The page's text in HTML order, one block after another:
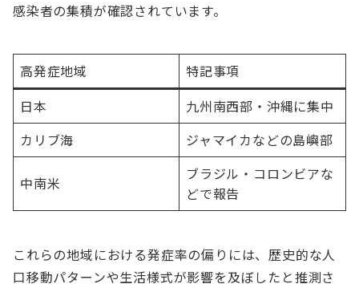
感染者の集積が確認されています。
高発症地域
特記事項
日本
九州南西部・沖縄に集中
カリブ海
ジャマイカなどの島嶼部
中南米
ブラジル・コロンビアな
どで報告
これらの地域における発症率の偏りには、歴史的な人
口移動パターンや生活様式が影響を及ぼしたと推測さ